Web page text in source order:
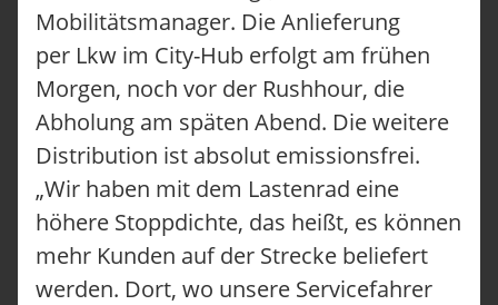
Mobilitätsmanager. Die Anlieferung
per Lkw im City-Hub erfolgt am frühen
Morgen, noch vor der Rushhour, die
Abholung am späten Abend. Die weitere
Distribution ist absolut emissionsfrei.
„Wir haben mit dem Lastenrad eine
höhere Stoppdichte, das heißt, es können
mehr Kunden auf der Strecke beliefert
werden. Dort, wo unsere Servicefahrer